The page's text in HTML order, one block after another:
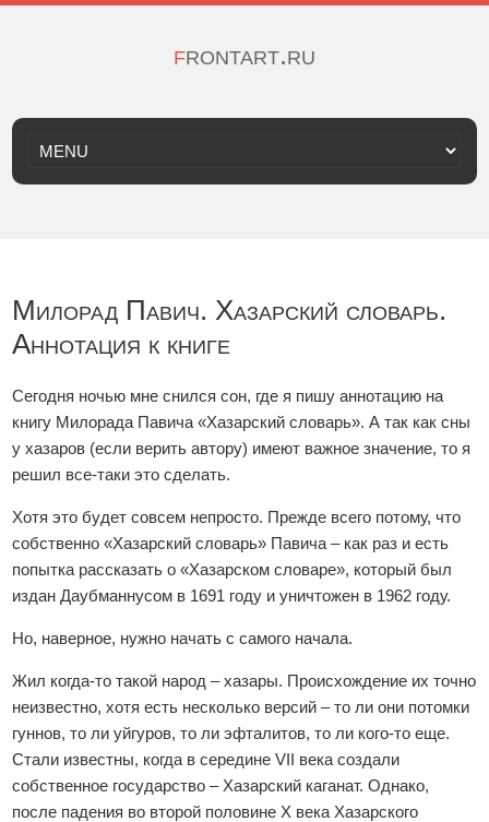
frontart.ru
Милорад Павич. Хазарский словарь.
Аннотация к книге
Сегодня ночью мне снился сон, где я пишу аннотацию на
книгу Милорада Павича «Хазарский словарь». А так как сны
у хазаров (если верить автору) имеют важное значение, то я
решил все-таки это сделать.
Хотя это будет совсем непросто. Прежде всего потому, что
собственно «Хазарский словарь» Павича – как раз и есть
попытка рассказать о «Хазарском словаре», который был
издан Даубманнусом в 1691 году и уничтожен в 1962 году.
Но, наверное, нужно начать с самого начала.
Жил когда-то такой народ – хазары. Происхождение их точно
неизвестно, хотя есть несколько версий – то ли они потомки
гуннов, то ли уйгуров, то ли эфталитов, то ли кого-то еще.
Стали известны, когда в середине VII века создали
собственное государство – Хазарский каганат. Однако,
после падения во второй половине Х века Хазарского